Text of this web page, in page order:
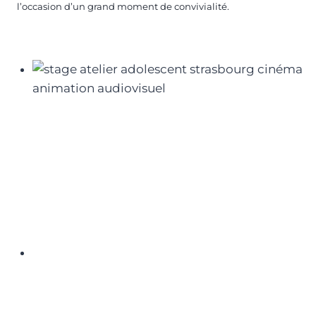
l’occasion d’un grand moment de convivialité.